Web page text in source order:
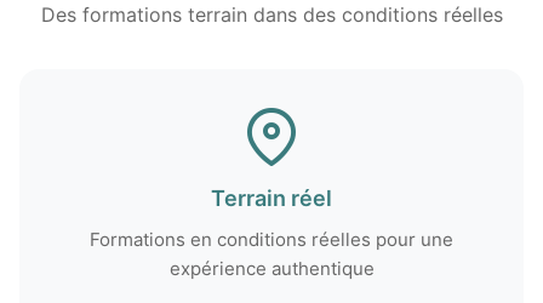
Des formations terrain dans des conditions réelles
Terrain réel
Formations en conditions réelles pour une
expérience authentique